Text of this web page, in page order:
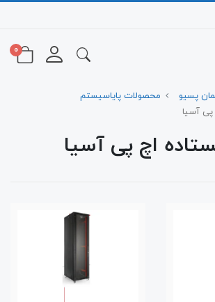
0
پسیو
محصولات پایاسیستم
آسیا
اچ پی آسیا